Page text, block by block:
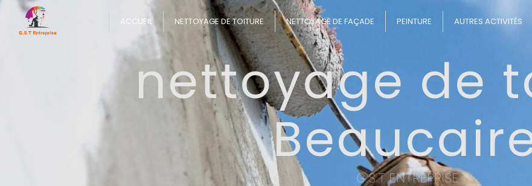
ACCUEIL NETTOYAGE DE TOITURE NETTOYAGE DE FAÇADE PEINTURE AUTRES ACTIVITÉS
nettoyage de
G.S.T ENTREPRISE
Panneau de gestion des cookies